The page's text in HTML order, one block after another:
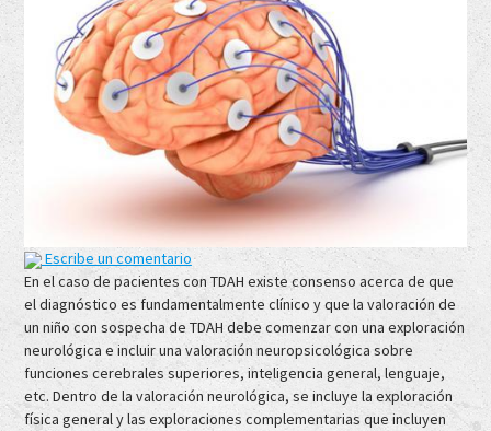
Escribe un comentario
En el caso de pacientes con TDAH existe consenso acerca de que
el diagnóstico es fundamentalmente clínico y que la valoración de
un niño con sospecha de TDAH debe comenzar con una exploración
neurológica e incluir una valoración neuropsicológica sobre
funciones cerebrales superiores, inteligencia general, lenguaje,
etc. Dentro de la valoración neurológica, se incluye la exploración
física general y las exploraciones complementarias que incluyen